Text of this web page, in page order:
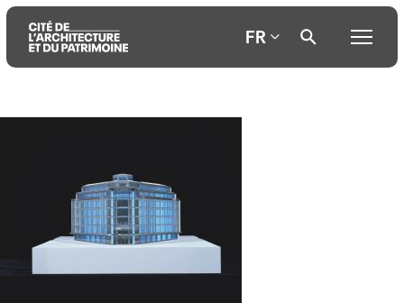
FR